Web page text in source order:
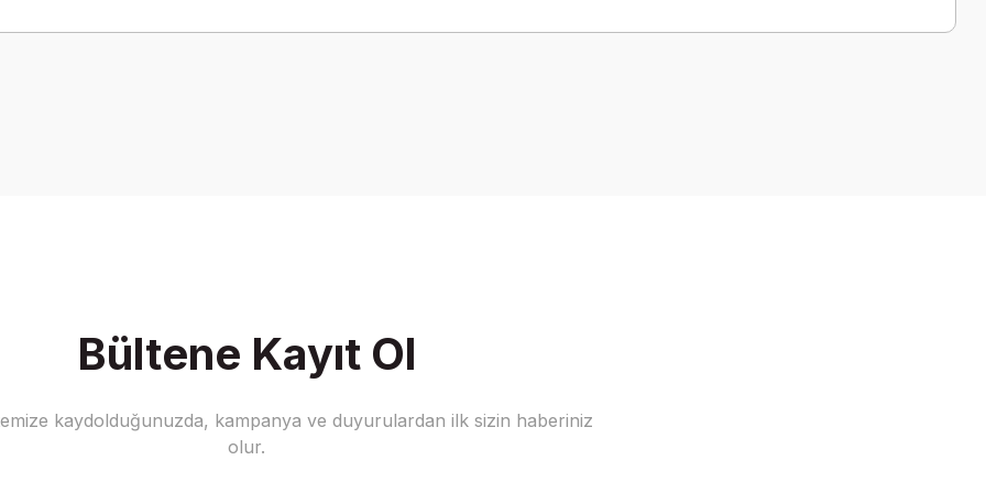
Gönder
Bültene Kayıt Ol
kaydolduğunuzda, kampanya ve duyurulardan ilk sizin haberiniz
olur.